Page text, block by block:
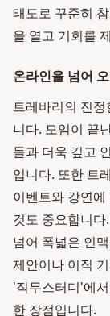
태도로 꾸준히
을 열고 기회를
온라인을 넘어
트레바리의 진
니다. 모임이 끝
들과 더욱 깊고
입니다. 또한 트
이벤트와 강연
것도 중요합니
넘어 폭넓은 인
제안이나 이직
'직무스터디'에
한 장점입니다.